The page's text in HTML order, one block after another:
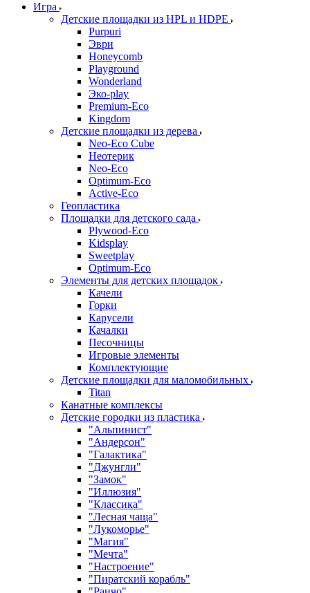
Игра
Детские площадки из HPL и HDPE
Purpuri
Эври
Honeycomb
Playground
Wonderland
Эко-play
Premium-Eco
Kingdom
Детские площадки из дерева
Neo-Eco Cube
Неотерик
Neo-Eco
Оptimum-Еco
Active-Eco
Геопластика
Площадки для детского сада
Plywood-Eco
Kidsplay
Sweetplay
Оptimum-Еco
Элементы для детских площадок
Качели
Горки
Карусели
Качалки
Песочницы
Игровые элементы
Комплектующие
Детские площадки для маломобильных
Titan
Канатные комплексы
Детские городки из пластика
"Альпинист"
"Андерсон"
"Галактика"
"Джунгли"
"Замок"
"Иллюзия"
"Классика"
"Лесная чаща"
"Лукоморье"
"Магия"
"Мечта"
"Настроение"
"Пиратский корабль"